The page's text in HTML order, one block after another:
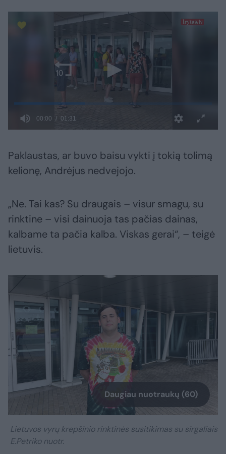
Paklaustas, ar buvo baisu vykti į tokią tolimą
kelionę, Andrėjus nedvejojo.
„Ne. Tai kas? Su draugais – visur smagu, su
rinktine – visi dainuoja tas pačias dainas,
kalbame ta pačia kalba. Viskas gerai“, – teigė
lietuvis.
Daugiau nuotraukų (60)
Lietuvos vyrų krepšinio rinktinės susitikimas su sirgaliais
E.Petriko nuotr.